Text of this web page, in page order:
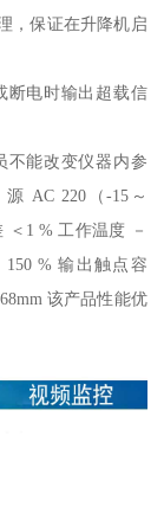
，保证在升降机启
断电时输出超载信
不能改变仪器内参
AC 220（-15～
＜1 % 工作温度 －
% 输出触点容
该产品性能优